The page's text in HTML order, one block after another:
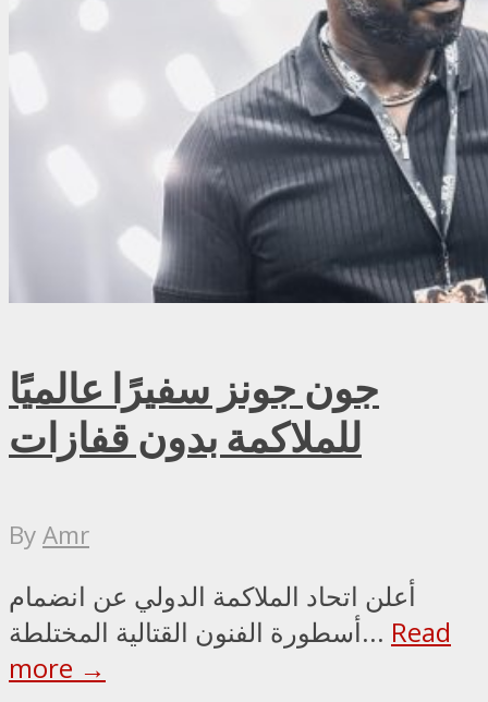
جون جونز سفيرًا عالميًا
للملاكمة بدون قفازات
ByAmr
أعلن اتحاد الملاكمة الدولي عن انضمام
أسطورة الفنون القتالية المختلطة... Read
more →